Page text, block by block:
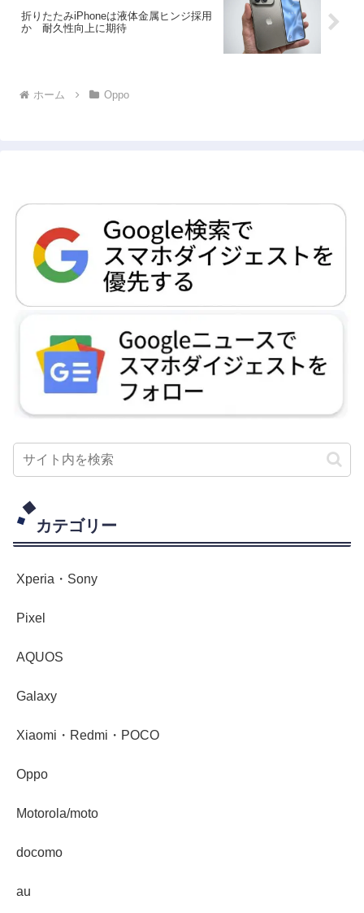
折りたたみiPhoneは液体金属ヒンジ採用
か 耐久性向上に期待
ホーム Oppo
カテゴリー
Xperia・Sony
Pixel
AQUOS
Galaxy
Xiaomi・Redmi・POCO
Oppo
Motorola/moto
docomo
au